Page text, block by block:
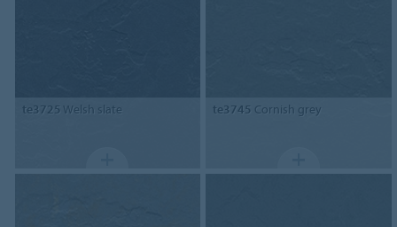
te3725 Welsh slate te3745 Cornish grey